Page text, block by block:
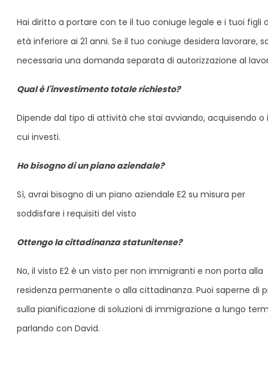
Hai diritto a portare con te il tuo coniuge legale e i tuoi figli
età inferiore ai 21 anni. Se il tuo coniuge desidera lavorare,
necessaria una domanda separata di autorizzazione al
Qual è l'investimento totale richiesto?
Dipende dal tipo di attività che stai avviando, acquisendo o
cui investi.
Ho bisogno di un piano aziendale?
Sì, avrai bisogno di un piano aziendale E2 su misura per
soddisfare i requisiti del visto
Ottengo la cittadinanza statunitense?
No, il visto E2 è un visto per non immigranti e non porta alla
residenza permanente o alla cittadinanza. Puoi saperne di
sulla pianificazione di soluzioni di immigrazione a lungo
parlando con David.